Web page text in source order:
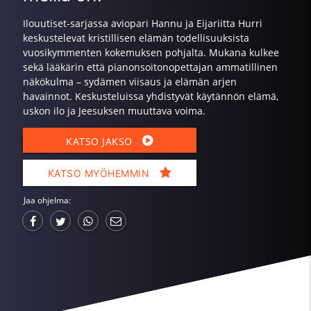
Ilouutiset-sarjassa aviopari Hannu ja Eijariitta Hurri
keskustelevat kristillisen elämän todellisuuksista
vuosikymmenten kokemuksen pohjalta. Mukana kulkee
sekä lääkärin että pianonsoitonopettajan ammatillinen
näkökulma – sydämen viisaus ja elämän arjen
havainnot. Keskusteluissa yhdistyvät käytännön elämä,
uskon ilo ja Jeesuksen muuttava voima.
KATSO JAKSO
KATSO MYÖHEMMIN
Jaa ohjelma: